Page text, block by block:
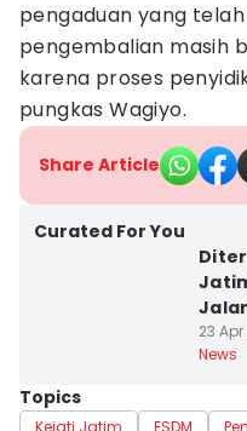
pengaduan yang
pengembalian masih
karena proses
pungkas Wagiyo.
Share Article
Curated For You
23
News
Topics
Kejati Jatim ESDM